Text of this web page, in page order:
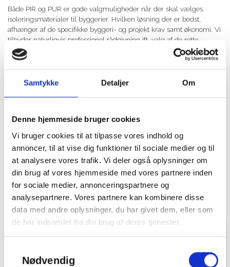
Samtykke Detaljer Om
Denne hjemmeside bruger cookies
Vi bruger cookies til at tilpasse vores indhold og
annoncer, til at vise dig funktioner til sociale medier og til
at analysere vores trafik. Vi deler også oplysninger om
din brug af vores hjemmeside med vores partnere inden
for sociale medier, annonceringspartnere og
analysepartnere. Vores partnere kan kombinere disse
data med andre oplysninger, du har givet dem, eller som
de har indsamlet fra din brug af deres tjenester.
Nødvendig
Både PIR og PUR er gode valgmuligheder når der skal vælges
isoleringsmaterialer til byggerier. Hvilken løsning der er bedst,
afhænger af de specifikke byggeri- og projekt krav samt økonomi. Vi
tilbyder naturligvis professionel rådgivning ift. valg af de rette
materialer, så du får det bedste produkt til den konkrete opgave, og
står også gerne for hele opgaven fra start til slut.
Kontakt os hvis du ønsker en løsning
med PIR og PUR isolering
i at høre mere om hvad vi kan tilbyde? Så kontakt os uforpligtende
på telefon
22141149 , eller mail dn@sandwich-element.dk
lad os tage en uforpligtende samtale, hvor vi finder frem til den
bedste og mest fordelagtige løsning.
Kontakt os og hør mere
Kontakt os
Du kan let og hurtigt sende os en besked i nedenstående
formular.